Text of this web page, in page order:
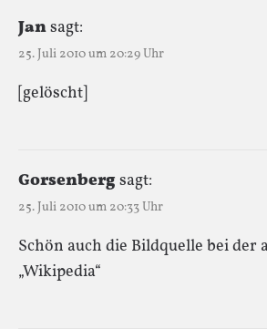
Jansagt:
25. Juli 2010 um 20:29 Uhr
[gelöscht]
Gorsenbergsagt:
25. Juli 2010 um 20:33 Uhr
Schön auch die Bildquelle bei der
„Wikipedia“